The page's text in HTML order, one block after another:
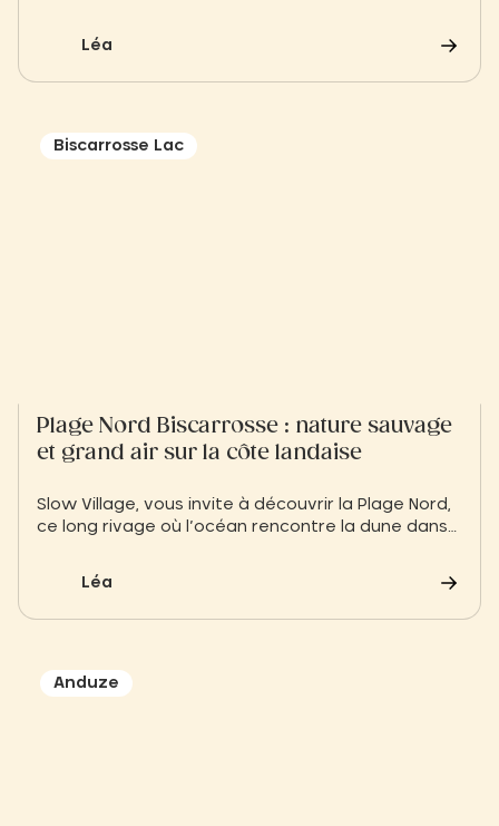
façon de vivre l’île. Une exploration lente et
douceur insulaire.
Léa
Biscarrosse Lac
Plage Nord Biscarrosse : nature sauvage
et grand air sur la côte landaise
Slow Village, vous invite à découvrir la Plage Nord,
ce long rivage où l’océan rencontre la dune dans
temps ralentit naturellement : le pas se fait plus
l’horizon se déploie comme une promesse
Léa
Anduze